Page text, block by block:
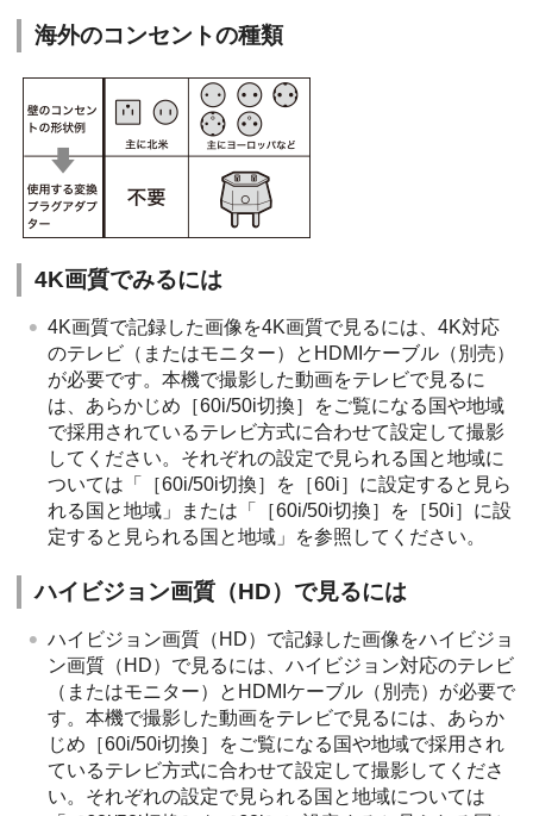
海外のコンセントの種類
4K画質でみるには
4K画質で記録した画像を4K画質で見るには、4K対応
のテレビ（またはモニター）とHDMIケーブル（別売）
が必要です。本機で撮影した動画をテレビで見るに
は、あらかじめ［60i/50i切換］をご覧になる国や地域
で採用されているテレビ方式に合わせて設定して撮影
してください。それぞれの設定で見られる国と地域に
ついては「［60i/50i切換］を［60i］に設定すると見ら
れる国と地域」または「［60i/50i切換］を［50i］に設
定すると見られる国と地域」を参照してください。
ハイビジョン画質（HD）で見るには
ハイビジョン画質（HD）で記録した画像をハイビジョ
ン画質（HD）で見るには、ハイビジョン対応のテレビ
（またはモニター）とHDMIケーブル（別売）が必要で
す。本機で撮影した動画をテレビで見るには、あらか
じめ［60i/50i切換］をご覧になる国や地域で採用され
ているテレビ方式に合わせて設定して撮影してくださ
い。それぞれの設定で見られる国と地域については